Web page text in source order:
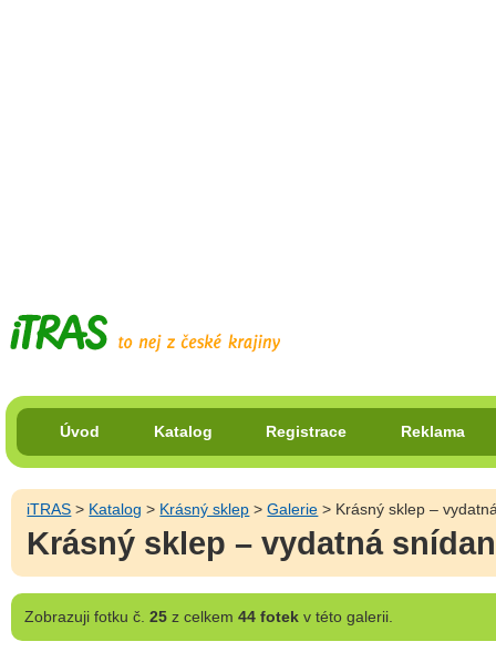
Úvod Katalog Registrace Reklama
iTRAS > Katalog > Krásný sklep >Galerie > Krásný sklep –
Krásný sklep – vydatná
Zobrazujifotku č. 25z celkem 44 fotekv této galerii.